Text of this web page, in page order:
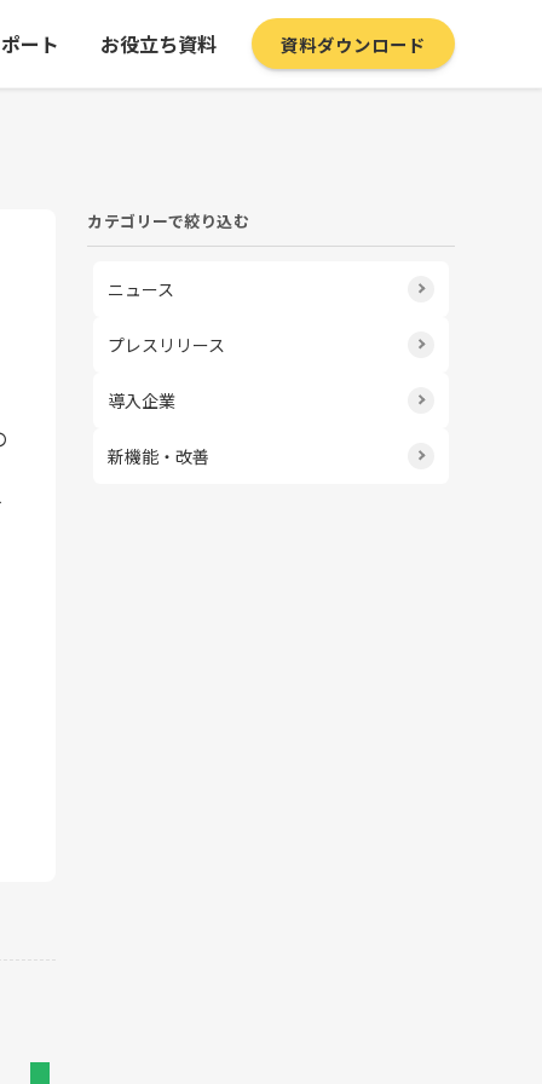
ート お役立ち資料 資料ダウンロード
カテゴリーで絞り込む
ニュース
プレスリリース
導入企業
新機能・改善